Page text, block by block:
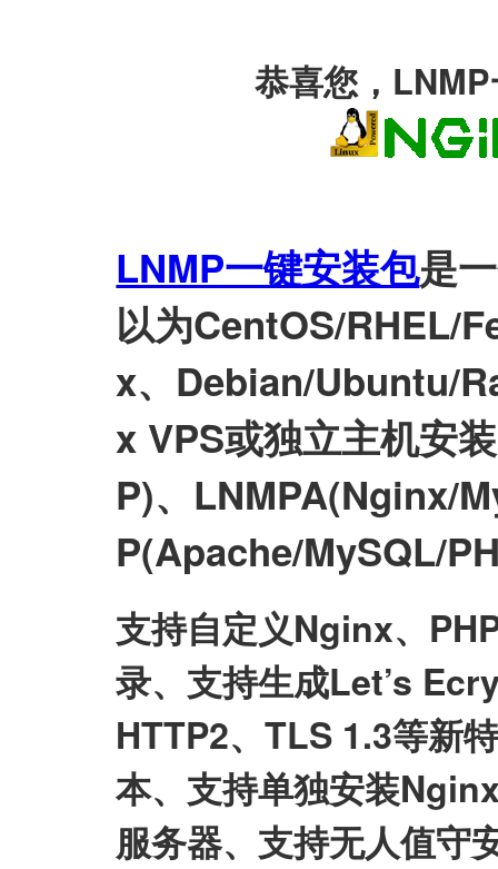
恭喜您，
LNMP一键安装包是
以为CentOS/RHEL/
x、Debian/Ubuntu/
x VPS或独立主机安
P)、LNMPA(Nginx/
P(Apache/MySQL/
支持自定义Nginx、
录、支持生成Let’s
HTTP2、TLS 1.3等新
本、支持单独安装
服务器、支持无人值守